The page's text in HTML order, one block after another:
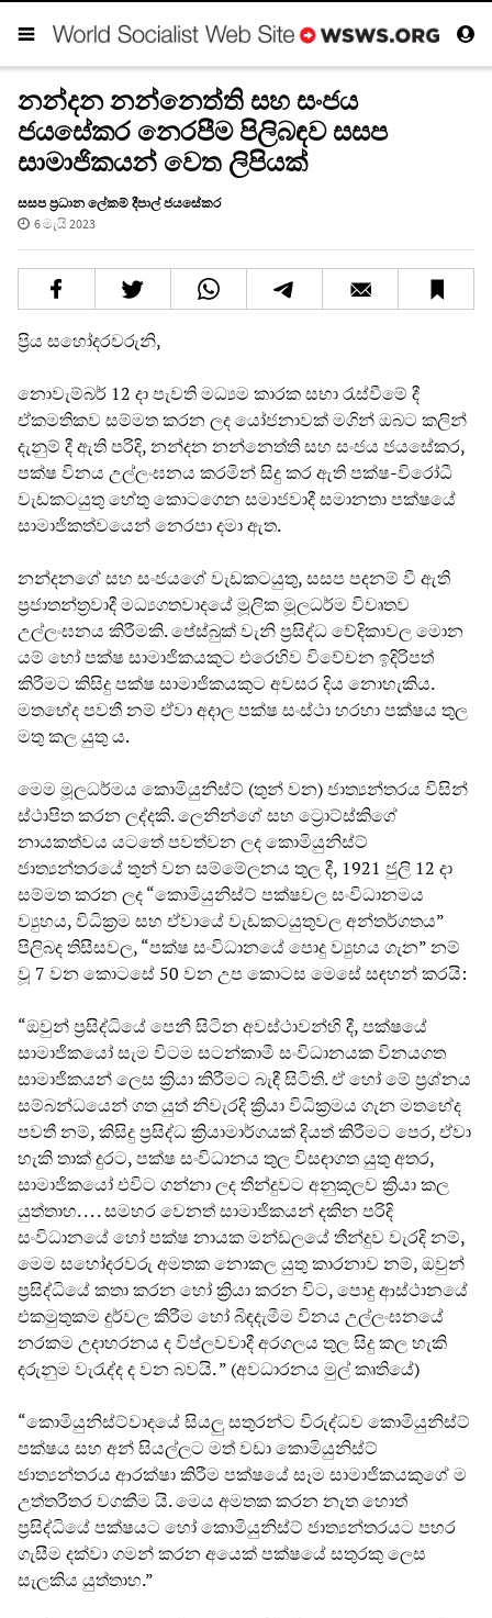
නන්දන නන්නෙත්ති සහ සංජය
ජයසේකර නෙරපීම පිලිබඳව සසප
සාමාජිකයන් වෙත ලිපියක්
සසප ප්‍රධාන ලේකම් දීපාල් ජයසේකර
6 මැයි 2023
ප්‍රිය සහෝදරවරුනි,
නොවැම්බර් 12 දා පැවති මධ්‍යම කාරක සභා රැස්වීමේ දී
ඒකමතිකව සම්මත කරන ලද යෝජනාවක් මගින් ඔබට කලින්
දැනුම් දී ඇති පරිදි, නන්දන නන්නෙත්ති සහ සංජය ජයසේකර,
පක්ෂ විනය උල්ලංඝනය කරමින් සිදු කර ඇති පක්ෂ-විරෝධී
වැඩකටයුතු හේතු කොටගෙන සමාජවාදී සමානතා පක්ෂයේ
සාමාජිකත්වයෙන් නෙරපා දමා ඇත.
නන්දනගේ සහ සංජයගේ වැඩකටයුතු, සසප පදනම් වී ඇති
ප්‍රජාතන්ත්‍රවාදී මධ්‍යගතවාදයේ මූලික මූලධර්ම විවෘතව
උල්ලංඝනය කිරීමකි. පේස්බුක් වැනි ප්‍රසිද්ධ වේදිකාවල මොන
යම් හෝ පක්ෂ සාමාජිකයකුට එරෙහිව විවේචන ඉදිරිපත්
කිරීමට කිසිදු පක්ෂ සාමාජිකයකුට අවසර දිය නොහැකිය.
මතභේද පවතී නම් ඒවා අදාල පක්ෂ සංස්ථා හරහා පක්ෂය තුල
මතු කල යුතු ය.
මෙම මූලධර්මය කොමියුනිස්ට් (තුන් වන) ජාත්‍යන්තරය විසින්
ස්ථාපිත කරන ලද්දකි. ලෙනින්ගේ සහ ට්‍රොට්ස්කිගේ
නායකත්වය යටතේ පවත්වන ලද කොමියුනිස්ට්
ජාත්‍යන්තරයේ තුන් වන සම්මේලනය තුල දී, 1921 ජුලි 12 දා
සම්මත කරන ලද “කොමියුනිස්ට් පක්ෂවල සංවිධානමය
ව්‍යුහය, විධික්‍රම සහ ඒවායේ වැඩකටයුතුවල අන්තර්ගතය”
පිලිබද තිසීසවල, “පක්ෂ සංවිධානයේ පොදු ව්‍යුහය ගැන” නම්
වූ 7 වන කොටසේ 50 වන උප කොටස මෙසේ සඳහන් කරයි:
“ඔවුන් ප්‍රසිද්ධියේ පෙනී සිටින අවස්ථාවන්හි දී, පක්ෂයේ
සාමාජිකයෝ සැම විටම සටන්කාමී සංවිධානයක විනයගත
සාමාජිකයන් ලෙස ක්‍රියා කිරීමට බැඳී සිටිති. ඒ හෝ මේ ප්‍රශ්නය
සම්බන්ධයෙන් ගත යුත් නිවැරදි ක්‍රියා විධික්‍රමය ගැන මතභේද
පවතී නම්, කිසිදු ප්‍රසිද්ධ ක්‍රියාමාර්ගයක් දියත් කිරීමට පෙර, ඒවා
හැකි තාක් දුරට, පක්ෂ සංවිධානය තුල විසඳාගත යුතු අතර,
සාමාජිකයෝ එවිට ගන්නා ලද තීන්දුවට අනුකූලව ක්‍රියා කල
යුත්තාහ. . . . සමහර වෙනත් සාමාජිකයන් දකින පරිදි
සංවිධානයේ හෝ පක්ෂ නායක මන්ඩලයේ තීන්දුව වැරදි නම්,
මෙම සහෝදරවරු අමතක නොකල යුතු කාරනාව නම්, ඔවුන්
ප්‍රසිද්ධියේ කතා කරන හෝ ක්‍රියා කරන විට, පොදු ආස්ථානයේ
එකමුතුකම දුර්වල කිරීම හෝ බිඳදැමීම විනය උල්ලංඝනයේ
නරකම උදාහරනය ද විප්ලවවාදී අරගලය තුල සිදු කල හැකි
දරුනුම වැරැද්ද ද වන බවයි. ” (අවධාරනය මුල් කෘතියේ)
“කොමියුනිස්ට්වාදයේ සියලු සතුරන්ට විරුද්ධව කොමියුනිස්ට්
පක්ෂය සහ අන් සියල්ලට මත් වඩා කොමියුනිස්ට්
ජාත්‍යන්තරය ආරක්ෂා කිරීම පක්ෂයේ සෑම සාමාජිකයකුගේ ම
උත්තරීතර වගකීම යි. මෙය අමතක කරන නැත හොත්
ප්‍රසිද්ධියේ පක්ෂයට හෝ කොමියුනිස්ට් ජාත්‍යන්තරයට පහර
ගැසීම දක්වා ගමන් කරන අයෙක් පක්ෂයේ සතුරකු ලෙස
සැලකිය යුත්තාහ.”